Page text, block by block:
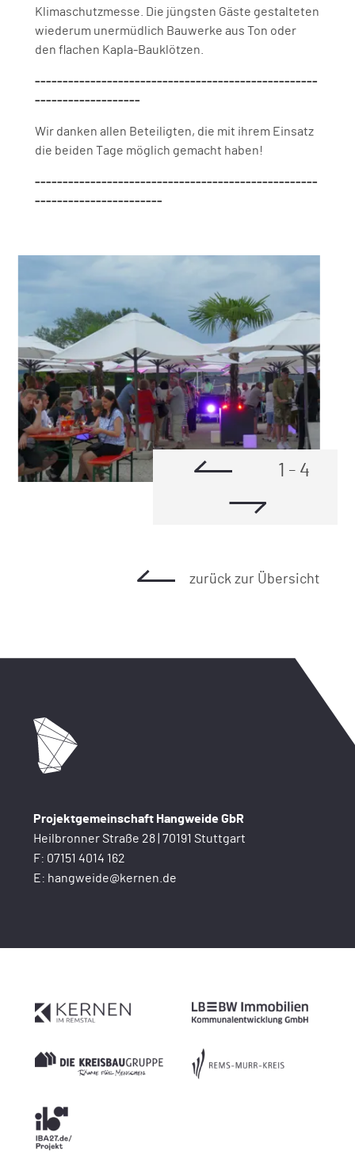
Klimaschutzmesse. Die jüngsten Gäste gestalteten
wiederum unermüdlich Bauwerke aus Ton oder
den flachen Kapla-Bauklötzen.
---------------------------------------------------
-------------------
Wir danken allen Beteiligten, die mit ihrem Einsatz
die beiden Tage möglich gemacht haben!
---------------------------------------------------
-----------------------
1 - 4
zurück zur Übersicht
Projektgemeinschaft Hangweide GbR
Heilbronner Straße 28 | 70191 Stuttgart
F: 07151 4014 162
E: hangweide@kernen.de